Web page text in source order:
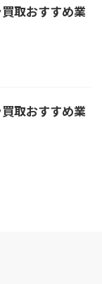
取おすすめ業
取おすすめ業